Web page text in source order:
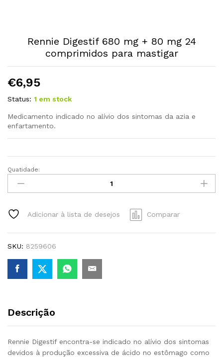
Rennie Digestif 680 mg + 80 mg 24
comprimidos para mastigar
€6,95
Status: 1 em stock
Medicamento indicado no alívio dos sintomas da azia e
enfartamento.
Rennie
Digestif
680
+
24
comprimidos
para
mastigar
Quatidade:
Adicionar à lista de desejos Comparar
SKU: 8259606
Descrição
Rennie Digestif encontra-se indicado no alívio dos sintomas
devidos à produção excessiva de ácido no estômago como